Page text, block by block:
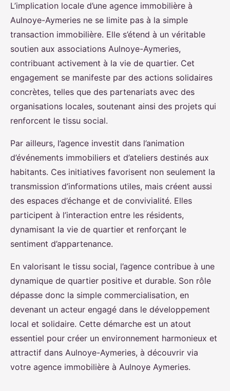
L’implication locale d’une agence immobilière à
Aulnoye-Aymeries ne se limite pas à la simple
transaction immobilière. Elle s’étend à un véritable
soutien aux associations Aulnoye-Aymeries,
contribuant activement à la vie de quartier. Cet
engagement se manifeste par des actions solidaires
concrètes, telles que des partenariats avec des
organisations locales, soutenant ainsi des projets qui
renforcent le tissu social.
Par ailleurs, l’agence investit dans l’animation
d’événements immobiliers et d’ateliers destinés aux
habitants. Ces initiatives favorisent non seulement la
transmission d’informations utiles, mais créent aussi
des espaces d’échange et de convivialité. Elles
participent à l’interaction entre les résidents,
dynamisant la vie de quartier et renforçant le
sentiment d’appartenance.
En valorisant le tissu social, l’agence contribue à une
dynamique de quartier positive et durable. Son rôle
dépasse donc la simple commercialisation, en
devenant un acteur engagé dans le développement
local et solidaire. Cette démarche est un atout
essentiel pour créer un environnement harmonieux et
attractif dans Aulnoye-Aymeries, à découvrir via
votre agence immobilière à Aulnoye Aymeries.